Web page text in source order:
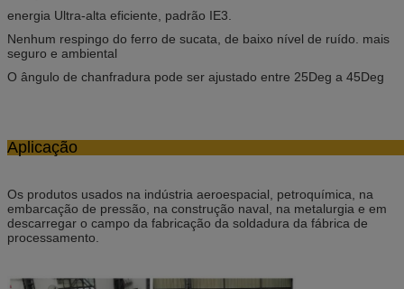
energia Ultra-alta eficiente, padrão IE3.
Nenhum respingo do ferro de sucata, de baixo nível de ruído. mais
seguro e ambiental
O ângulo de chanfradura pode ser ajustado entre 25Deg a 45Deg
Os produtos usados na indústria aeroespacial, petroquímica, na
embarcação de pressão, na construção naval, na metalurgia e em
descarregar o campo da fabricação da soldadura da fábrica de
processamento.